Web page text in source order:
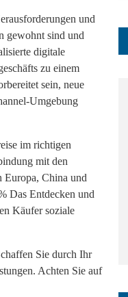
und
gewohnt sind und
digitale
zu einem
sein, neue
Umgebung
im richtigen
mit den
Europa, China und
Das Entdecken und
Käufer soziale
Sie durch Ihr
Achten Sie auf